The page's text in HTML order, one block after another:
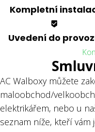
Kompletní
Uvedení do
AC Walboxy můžete
maloobchod/
elektrikářem, nebo u
seznam níže, kteří vám